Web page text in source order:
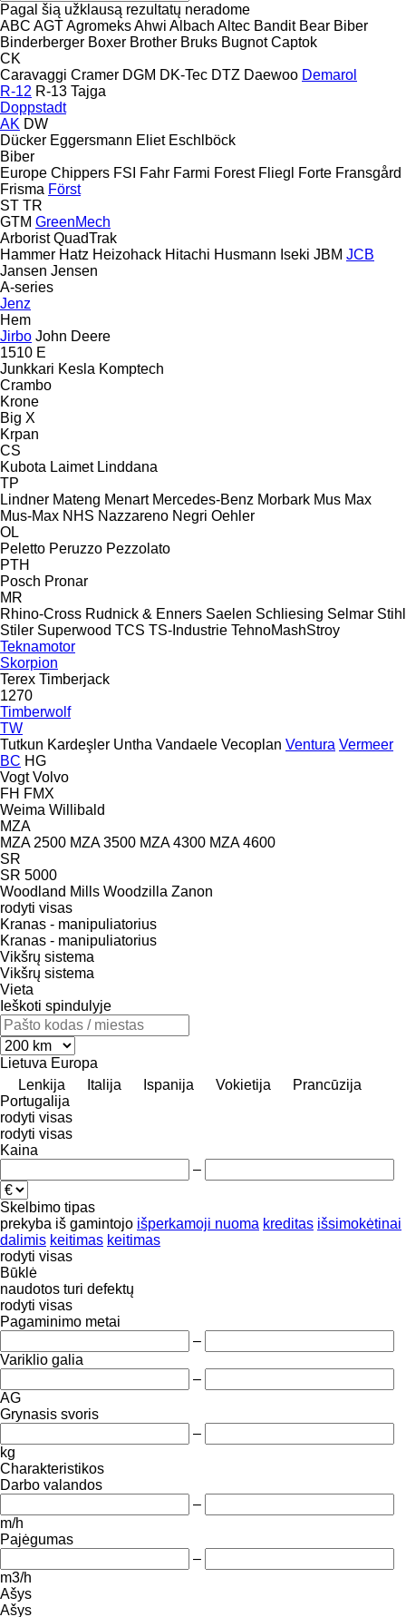
Pagal šią užklausą rezultatų neradome
ABC AGTAgromeksAhwi Albach Altec Bandit Bear Biber
Binderberger Boxer Brother Bruks Bugnot Captok
CK
Caravaggi Cramer DGM DK-Tec DTZ Daewoo Demarol
R-12 R-13 Tajga
Doppstadt
AK DW
Dücker Eggersmann Eliet Eschlböck
Biber
Europe Chippers FSI Fahr Farmi Forest Fliegl Forte Fransgård
Frisma Först
ST TR
GTM GreenMech
Arborist QuadTrak
Hammer Hatz Heizohack Hitachi Husmann Iseki JBM JCB
Jansen Jensen
A-series
Jenz
Hem
Jirbo John Deere
1510 E
Junkkari Kesla Komptech
Crambo
Krone
Big X
Krpan
CS
Kubota Laimet Linddana
TP
Lindner Mateng Menart Mercedes-Benz Morbark Mus Max
Mus-Max NHS Nazzareno Negri Oehler
OL
Peletto Peruzzo Pezzolato
PTH
Posch Pronar
MR
Rhino-Cross Rudnick & Enners Saelen Schliesing Selmar Stihl
Stiler Superwood TCS TS-Industrie TehnoMashStroy
Teknamotor
Skorpion
Terex Timberjack
1270
Timberwolf
TW
Tutkun Kardeşler Untha Vandaele Vecoplan Ventura Vermeer
BC HG
Vogt Volvo
FH FMX
Weima Willibald
MZA
MZA 2500 MZA 3500 MZA 4300 MZA 4600
SR
SR 5000
Woodland Mills Woodzilla Zanon
rodyti visas
Kranas - manipuliatorius
Kranas - manipuliatorius
Vikšrų sistema
Vikšrų sistema
Vieta
Ieškoti spindulyje
Lietuva Europa
Lenkija
Italija Ispanija Vokietija
Prancūzija
Portugalija
rodyti visas
rodyti visas
Kaina
–
Skelbimo tipas
prekyba iš gamintojo išperkamoji nuoma kreditas išsimokėtinai
dalimis keitimas keitimas
rodyti visas
Būklė
naudotos turi defektų
rodyti visas
Pagaminimo metai
–
Variklio galia
–
AG
Grynasis svoris
–
kg
Charakteristikos
Darbo valandos
–
m/h
Pajėgumas
–
m3/h
Ašys
Ašys